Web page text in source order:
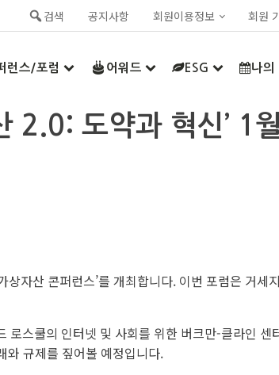
검색 공지사항 회원이용정보 회원
런스/포럼 어워드 ESG 나의
2.0: 도약과 혁신’ 1
자산 콘퍼런스’를 개최합니다. 이번 포럼은 거세
스쿨의 인터넷 및 사회를 위한 버크만-클라인 센
와 규제를 짚어볼 예정입니다.